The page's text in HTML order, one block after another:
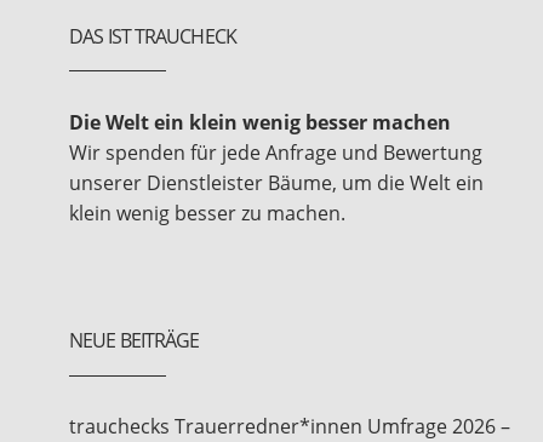
DAS IST TRAUCHECK
Die Welt ein klein wenig besser machen
Wir spenden für jede Anfrage und Bewertung
unserer Dienstleister Bäume, um die Welt ein
klein wenig besser zu machen.
NEUE BEITRÄGE
trauchecks Trauerredner*innen Umfrage 2026 –